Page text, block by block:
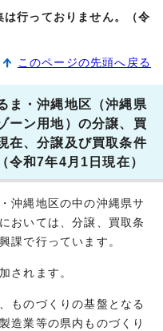
行っておりません。（令
このページの先頭へ戻る
ま・沖縄地区（沖縄県
ーン用地）の分譲、買
、分譲及び買取条件
令和7年4月1日現在）
沖縄地区の中の沖縄県サ
おいては、分譲、買取条
課で行っています。
されます。
ものづくりの基盤となる
造業等の県内ものづくり